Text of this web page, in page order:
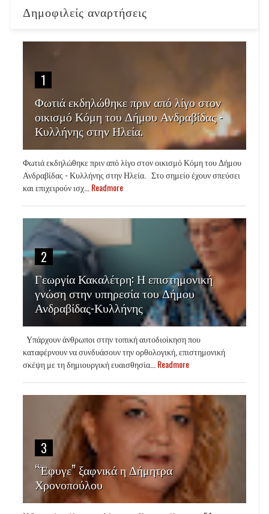
Δημοφιλείς αναρτήσεις
1
Φωτιά εκδηλώθηκε πριν από λίγο στον
οικισμό Κόμη του Δήμου Ανδραβίδας -
Κυλλήνης στην Ηλεία.
Φωτιά εκδηλώθηκε πριν από λίγο στον οικισμό Κόμη του Δήμου
Ανδραβίδας - Κυλλήνης στην Ηλεία. Στο σημείο έχουν σπεύσει
και επιχειρούν ισχ... Readmore
2
Γεωργία Κακαλέτρη: Η επιστημονική
γνώση στην υπηρεσία του Δήμου
Ανδραβίδας-Κυλλήνης
Υπάρχουν άνθρωποι στην τοπική αυτοδιοίκηση που
καταφέρνουν να συνδυάσουν την ορθολογική, επιστημονική
σκέψη με τη δημιουργική ευαισθησία... Readmore
3
“Έφυγε” ξαφνικά η Δήμητρα
Χρονοπούλου